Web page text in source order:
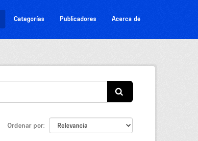
Categorías Publicadores Acerca de
Ordenar por